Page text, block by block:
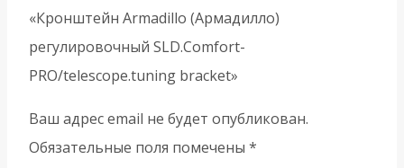
«Кронштейн Armadillo (Армадилло)
регулировочный SLD.Comfort-
PRO/telescope.tuning bracket»
Ваш адрес email не будет опубликован.
Обязательные поля помечены *